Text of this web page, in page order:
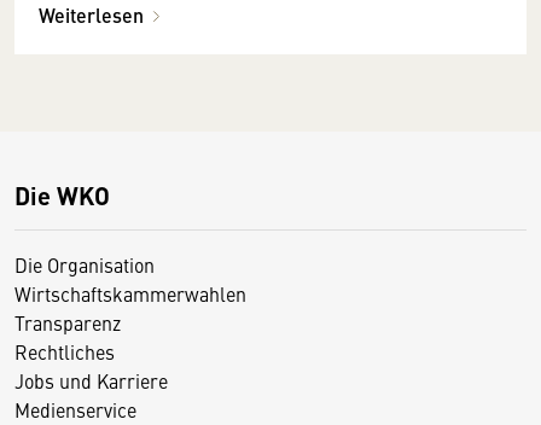
Weiterlesen
Die WKO
Die Organisation
Wirtschaftskammerwahlen
Transparenz
Rechtliches
Jobs und Karriere
Medienservice